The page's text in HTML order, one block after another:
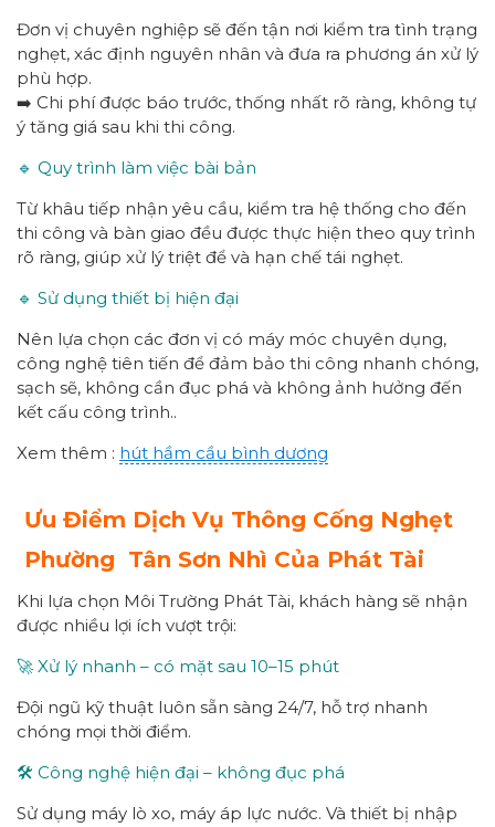
Đơn vị chuyên nghiệp sẽ đến tận nơi kiểm tra tình trạng
nghẹt, xác định nguyên nhân và đưa ra phương án xử lý
phù hợp.
➡️ Chi phí được báo trước, thống nhất rõ ràng, không tự
ý tăng giá sau khi thi công.
🔹 Quy trình làm việc bài bản
Từ khâu tiếp nhận yêu cầu, kiểm tra hệ thống cho đến
thi công và bàn giao đều được thực hiện theo quy trình
rõ ràng, giúp xử lý triệt để và hạn chế tái nghẹt.
🔹 Sử dụng thiết bị hiện đại
Nên lựa chọn các đơn vị có máy móc chuyên dụng,
công nghệ tiên tiến để đảm bảo thi công nhanh chóng,
sạch sẽ, không cần đục phá và không ảnh hưởng đến
kết cấu công trình..
Xem thêm : hút hầm cầu bình dương
Ưu Điểm Dịch Vụ Thông Cống Nghẹt
Phường Tân Sơn Nhì Của Phát Tài
Khi lựa chọn Môi Trường Phát Tài, khách hàng sẽ nhận
được nhiều lợi ích vượt trội:
🚀 Xử lý nhanh – có mặt sau 10–15 phút
Đội ngũ kỹ thuật luôn sẵn sàng 24/7, hỗ trợ nhanh
chóng mọi thời điểm.
🛠 Công nghệ hiện đại – không đục phá
Sử dụng máy lò xo, máy áp lực nước. Và thiết bị nhập